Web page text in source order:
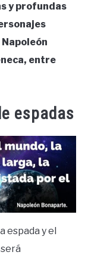
y profundas
entre
espadas
espada y el